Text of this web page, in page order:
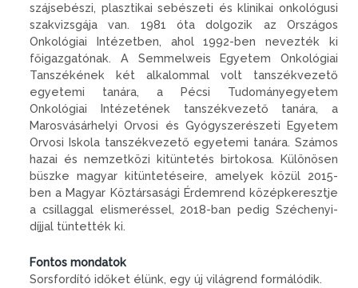
szájsebészi, plasztikai sebészeti és klinikai onkológusi
szakvizsgája van. 1981 óta dolgozik az Országos
Onkológiai Intézetben, ahol 1992-ben nevezték ki
főigazgatónak. A Semmelweis Egyetem Onkológiai
Tanszékének két alkalommal volt tanszékvezető
egyetemi tanára, a Pécsi Tudományegyetem
Onkológiai Intézetének tanszékvezető tanára, a
Marosvásárhelyi Orvosi és Gyógyszerészeti Egyetem
Orvosi Iskola tanszékvezető egyetemi tanára. Számos
hazai és nemzetközi kitüntetés birtokosa. Különösen
büszke magyar kitüntetéseire, amelyek közül 2015-
ben a Magyar Köztársasági Érdemrend középkeresztje
a csillaggal elismeréssel, 2018-ban pedig Széchenyi-
díjjal tüntették ki.
Fontos mondatok
Sorsfordító időket élünk, egy új világrend formálódik.